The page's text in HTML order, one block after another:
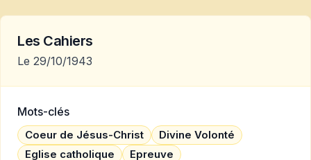
Les Cahiers
Le 29/10/1943
Mots-clés
Coeur de Jésus-Christ
Divine Volonté
Eglise catholique
Epreuve